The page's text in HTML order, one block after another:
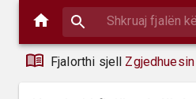
Fjalorthi sjell Zgjedhuesin